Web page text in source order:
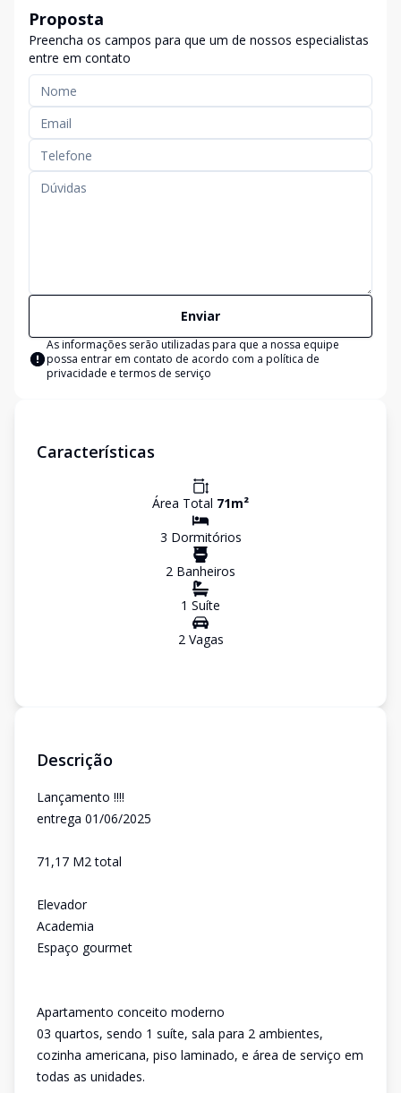
Proposta
Preencha os campos para que um de nossos especialistas
entre em contato
Enviar
As informações serão utilizadas para que a nossa equipe
possa entrar em contato de acordo com a política de
privacidade e termos de serviço
Características
Área Total 71m²
3 Dormitórios
2 Banheiros
1 Suíte
2Vagas
Descrição
Lançamento !!!!
entrega 01/06/2025
71,17 M2 total
Elevador
Academia
Espaço gourmet
Apartamento conceito moderno
03 quartos, sendo 1 suíte, sala para 2 ambientes,
cozinha americana, piso laminado, e área de serviço em
todas as unidades.